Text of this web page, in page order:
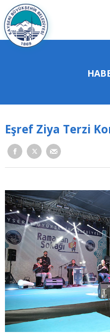
Eşref Ziya Terzi